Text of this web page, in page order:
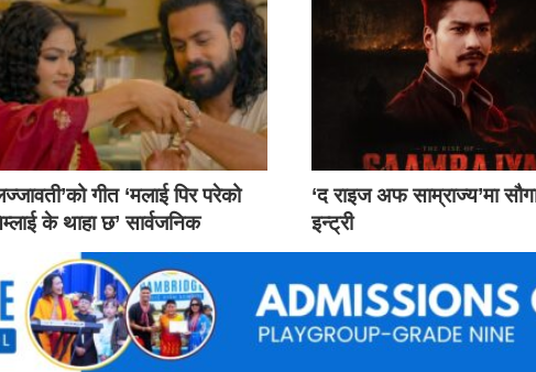
गीत ‘मलाई पिर परेको
के थाहा छ’ सार्वजनिक
‘द राइज अफ साम्राज्य’मा
इन्ट्री